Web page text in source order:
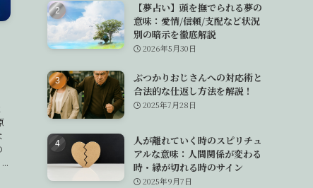
【夢占い】頭を撫でられる夢の
意味：愛情/信頼/支配など状況
別の暗示を徹底解説
2026年5月30日
ぶつかりおじさんへの対応術と
合法的な仕返し方法を解説！
2025年7月28日
人が離れていく時のスピリチュ
アルな意味：人間関係が変わる
時・縁が切れる時のサイン
2025年9月7日